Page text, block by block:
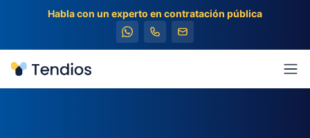
Habla con un experto en contratación pública
Tendios